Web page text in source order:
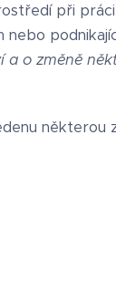
při
nebo
o změně
některou